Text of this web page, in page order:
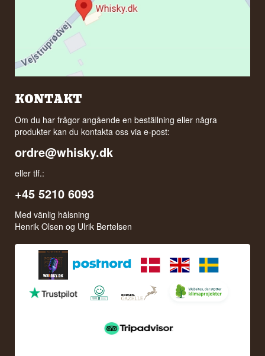
KONTAKT
Om du har frågor angående en beställning eller några
produkter kan du kontakta oss via e-post:
ordre@whisky.dk
eller tlf.:
+45 5210 6093
Med vänlig hälsning
Henrik Olsen og Ulrik Bertelsen